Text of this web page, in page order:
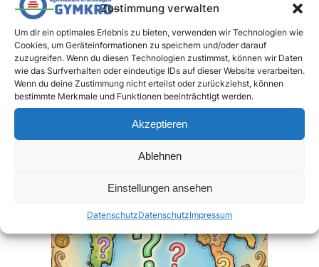
Zustimmung verwalten
Um dir ein optimales Erlebnis zu bieten, verwenden wir Technologien wie
Cookies, um Geräteinformationen zu speichern und/oder darauf
zuzugreifen. Wenn du diesen Technologien zustimmst, können wir Daten
wie das Surfverhalten oder eindeutige IDs auf dieser Website verarbeiten.
Wenn du deine Zustimmung nicht erteilst oder zurückziehst, können
bestimmte Merkmale und Funktionen beeinträchtigt werden.
Akzeptieren
Ablehnen
Einstellungen ansehen
DatenschutzDatenschutzImpressum
glückliche Gesichter!